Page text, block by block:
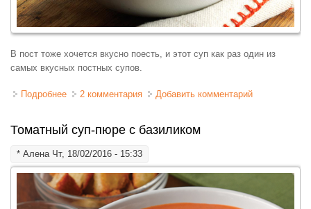
В пост тоже хочется вкусно поесть, и этот суп как раз один из
самых вкусных постных супов.
Подробнее о Фасолевый суп постный
2 комментария Добавить комментарий
Томатный суп-пюре с базиликом
* АленаЧт, 18/02/2016 - 15:33